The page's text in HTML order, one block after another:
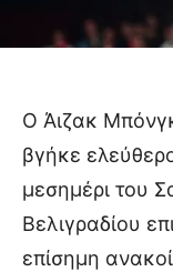
Ο Άιζακ
βγήκε
μεσημέρι του
Βελιγραδίου
επίσημη